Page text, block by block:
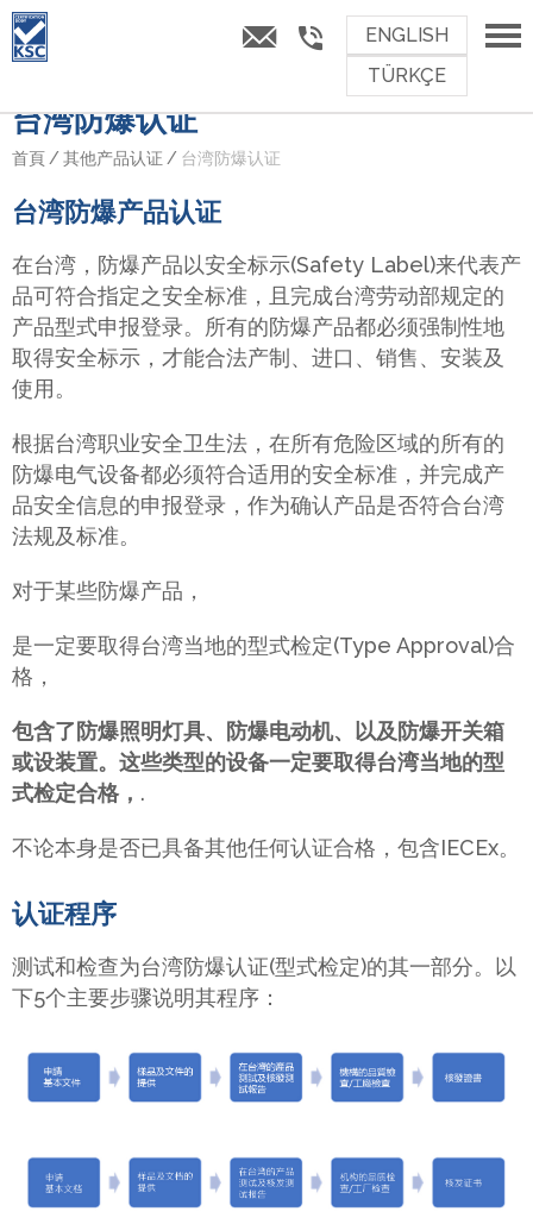
ENGLISH
TÜRKÇE
台湾防爆认证
首頁 /其他产品认证 / 台湾防爆认证
台湾防爆产品认证
在台湾，防爆产品以安全标示(Safety Label)来代表产
品可符合指定之安全标准，且完成台湾劳动部规定的
产品型式申报登录。所有的防爆产品都必须强制性地
取得安全标示，才能合法产制、进口、销售、安装及
使用。
根据台湾职业安全卫生法，在所有危险区域的所有的
防爆电气设备都必须符合适用的安全标准，并完成产
品安全信息的申报登录，作为确认产品是否符合台湾
法规及标准。
对于某些防爆产品，
是一定要取得台湾当地的型式检定(Type Approval)合
格，
包含了防爆照明灯具、防爆电动机、以及防爆开关箱
或设装置。这些类型的设备一定要取得台湾当地的型
式检定合格， .
不论本身是否已具备其他任何认证合格，包含IECEx。
认证程序
测试和检查为台湾防爆认证(型式检定)的其一部分。以
下5个主要步骤说明其程序：